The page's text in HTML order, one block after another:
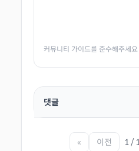
커뮤니티 가이드를 준수해주세요
댓글
« 이전 1 /